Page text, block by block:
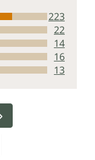
223
22
14
16
13